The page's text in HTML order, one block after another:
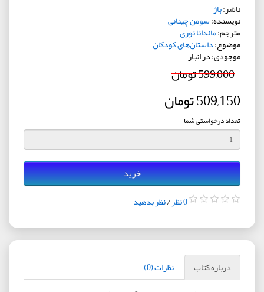
ناشر:باژ
نویسنده:سومن چینانی
مترجم:ماندانا نوری
موضوع:داستان‌های کودکان
موجودی: در انبار
599,000 تومان
509,150 تومان
تعداد درخواستی شما
خرید
0 نظر /نظر بدهید
درباره کتاب
نظرات (0)